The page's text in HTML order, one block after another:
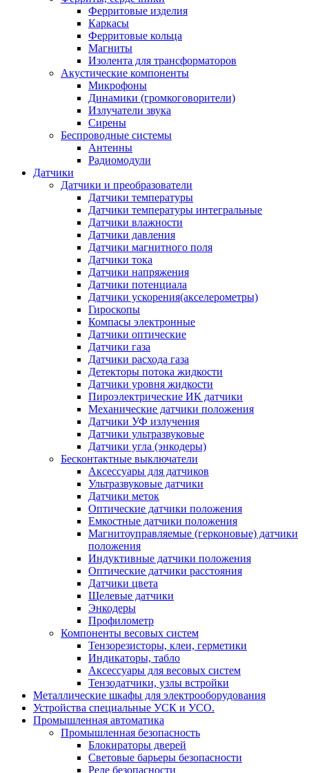
Ферритовые изделия
Каркасы
Ферритовые кольца
Магниты
Изолента для трансформаторов
Акустические компоненты
Микрофоны
Динамики (громкоговорители)
Излучатели звука
Сирены
Беспроводные системы
Антенны
Радиомодули
Датчики
Датчики и преобразователи
Датчики температуры
Датчики температуры интегральные
Датчики влажности
Датчики давления
Датчики магнитного поля
Датчики тока
Датчики напряжения
Датчики потенциала
Датчики ускорения(акселерометры)
Гироскопы
Компасы электронные
Датчики оптические
Датчики газа
Датчики расхода газа
Детекторы потока жидкости
Датчики уровня жидкости
Пироэлектрические ИК датчики
Механические датчики положения
Датчики УФ излучения
Датчики ультразвуковые
Датчики угла (энкодеры)
Бесконтактные выключатели
Аксессуары для датчиков
Ультразвуковые датчики
Датчики меток
Оптические датчики положения
Емкостные датчики положения
Магнитоуправляемые (герконовые) датчики
положения
Индуктивные датчики положения
Оптические датчики расстояния
Датчики цвета
Щелевые датчики
Энкодеры
Профилометр
Компоненты весовых систем
Тензорезисторы, клеи, герметики
Индикаторы, табло
Аксессуары для весовых систем
Тензодатчики, узлы встройки
Металлические шкафы для электрооборудования
Устройства специальные УСК и УСО.
Промышленная автоматика
Промышленная безопасность
Блокираторы дверей
Световые барьеры безопасности
Реле безопасности